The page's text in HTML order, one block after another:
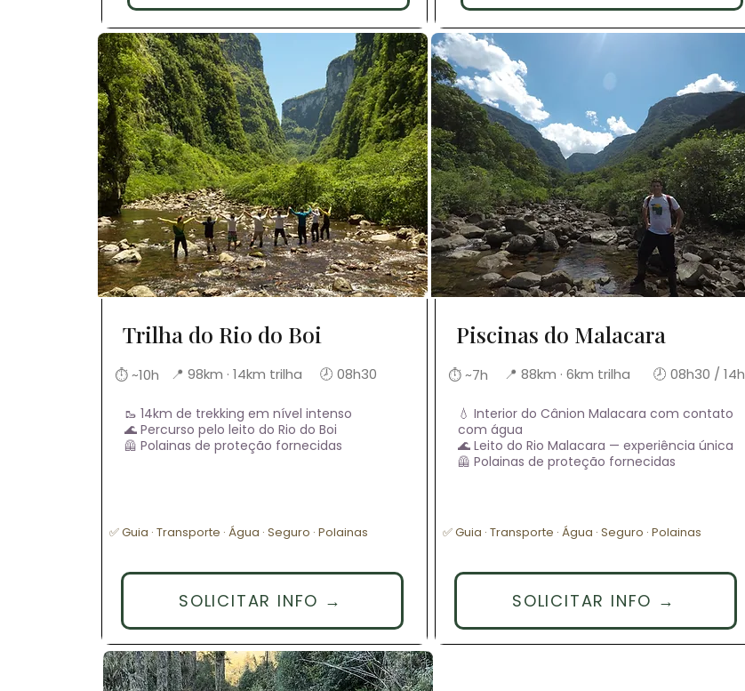
Trilha do Rio do Boi
⏱ ~10h 📍 98km · 14km trilha 🕗 08h30
🥾 14km de trekking em nível intenso
🌊 Percurso pelo leito do Rio do Boi
🦺 Polainas de proteção fornecidas
✅ Guia · Transporte · Água · Seguro · Polainas
SOLICITAR INFO →
Piscinas do Malacara
⏱ ~7h 📍 88km · 6km trilha 🕗 08h30 / 14h
💧 Interior do Cânion Malacara com contato
com água
🌊 Leito do Rio Malacara — experiência única
🦺 Polainas de proteção fornecidas
✅ Guia · Transporte · Água · Seguro · Polainas
SOLICITAR INFO →